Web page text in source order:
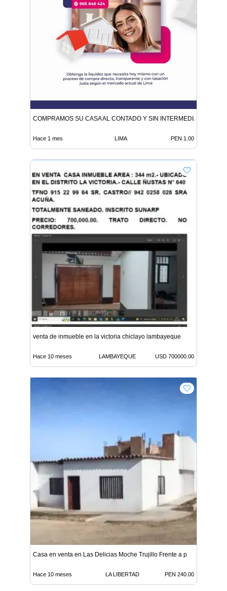
COMPRAMOS SU CASA AL CONTADO Y SIN INTERMEDIARIOS
Hace 1 mes LIMA PEN 1.00
venta de inmueble en la victoria chiclayo lambayeque
Hace 10 meses LAMBAYEQUE USD 700000.00
Casa en venta en Las Delicias Moche Trujillo Frente a p
Hace 10 meses LA LIBERTAD PEN 240.00